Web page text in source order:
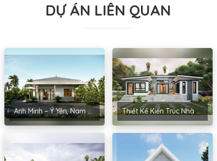
DỰ ÁN LIÊN QUAN
Anh Minh – Ý Yên, Nam Định